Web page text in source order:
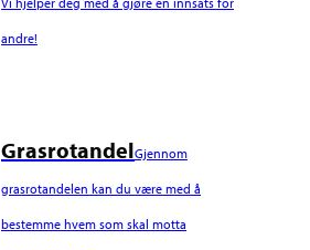
andre!
GrasrotandelGjennom
grasrotandelen kan du være med å
bestemme hvem som skal motta